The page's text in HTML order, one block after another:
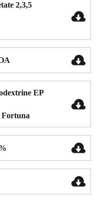
2,3,5


EP
Fortuna


